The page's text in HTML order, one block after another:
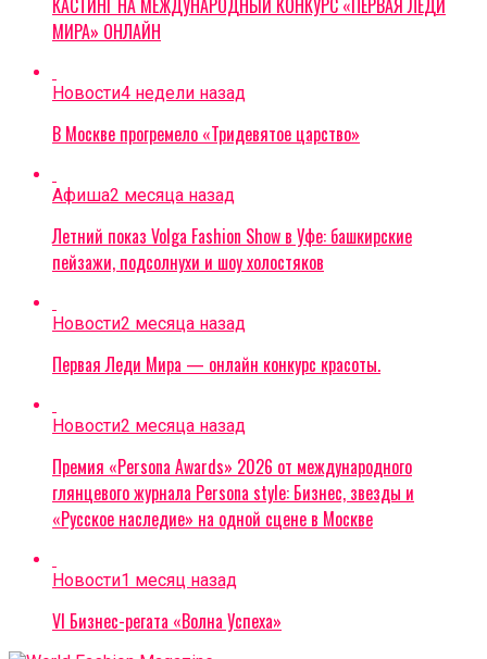
КАСТИНГ НА МЕЖДУНАРОДНЫЙ КОНКУРС «ПЕРВАЯ ЛЕДИ
МИРА» ОНЛАЙН
Новости4 недели назад
В Москве прогремело «Тридевятое царство»
Афиша2 месяца назад
Летний показ Volga Fashion Show в Уфе: башкирские
пейзажи, подсолнухи и шоу холостяков
Новости2 месяца назад
Первая Леди Мира — онлайн конкурс красоты.
Новости2 месяца назад
Премия «Persona Awards» 2026 от международного
глянцевого журнала Persona style: Бизнес, звезды и
«Русское наследие» на одной сцене в Москве
Новости1 месяц назад
VI Бизнес-регата «Волна Успеха»